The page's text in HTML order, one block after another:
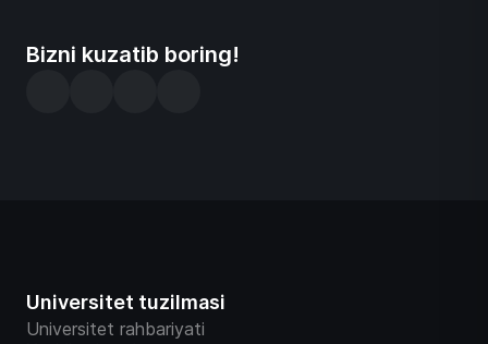
Bizni kuzatib boring!
Universitet tuzilmasi
Universitet rahbariyati